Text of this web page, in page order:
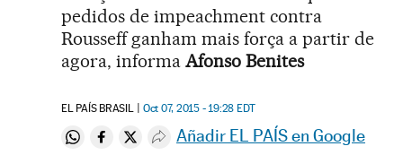
pedidos de impeachment contra
Rousseff ganham mais força a partir de
agora, informa Afonso Benites
EL PAÍS BRASIL Oct 07, 2015 - 19:28 EDT
Compartir en Whatsapp
Compartir en Facebook
Compartir en Twitter
Desplegar Redes Sociales
Añadir EL PAÍS en Google